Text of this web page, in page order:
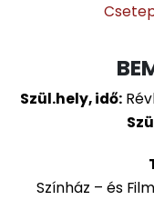
Szül.hely, idő:
Színház – és